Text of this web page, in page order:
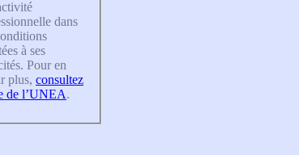
dans
à ses
Pour en
plus, consultez
de l’UNEA.